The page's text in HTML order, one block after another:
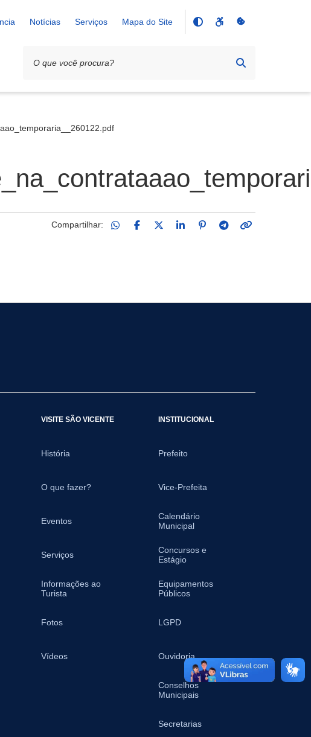
Notícias Serviços Mapa do Site
Compartilhar:
VISITE SÃO VICENTE
História
O que fazer?
Eventos
Serviços
Informações ao
Turista
Fotos
Vídeos
INSTITUCIONAL
Prefeito
Vice-Prefeita
Calendário
Municipal
Concursos e
Estágio
Equipamentos
Públicos
LGPD
Ouvidoria
Conselhos
Municipais
Secretarias